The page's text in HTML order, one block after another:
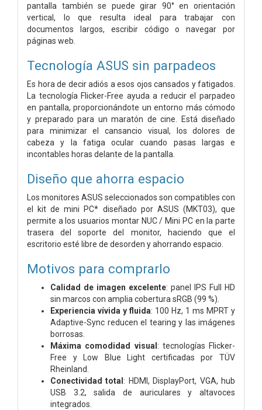
pantalla también se puede girar 90° en orientación
vertical, lo que resulta ideal para trabajar con
documentos largos, escribir código o navegar por
páginas web.
Tecnología ASUS sin parpadeos
Es hora de decir adiós a esos ojos cansados y fatigados.
La tecnología Flicker-Free ayuda a reducir el parpadeo
en pantalla, proporcionándote un entorno más cómodo
y preparado para un maratón de cine. Está diseñado
para minimizar el cansancio visual, los dolores de
cabeza y la fatiga ocular cuando pasas largas e
incontables horas delante de la pantalla.
Diseño que ahorra espacio
Los monitores ASUS seleccionados son compatibles con
el kit de mini PC* diseñado por ASUS (MKT03), que
permite a los usuarios montar NUC / Mini PC en la parte
trasera del soporte del monitor, haciendo que el
escritorio esté libre de desorden y ahorrando espacio.
Motivos para comprarlo
Calidad de imagen excelente: panel IPS Full HD
sin marcos con amplia cobertura sRGB (99 %).
Experiencia vívida y fluida: 100 Hz, 1 ms MPRT y
Adaptive-Sync reducen el tearing y las imágenes
borrosas.
Máxima comodidad visual : tecnologías Flicker-
Free y Low Blue Light certificadas por TÜV
Rheinland.
Conectividad total : HDMI, DisplayPort, VGA, hub
USB 3.2, salida de auriculares y altavoces
integrados.